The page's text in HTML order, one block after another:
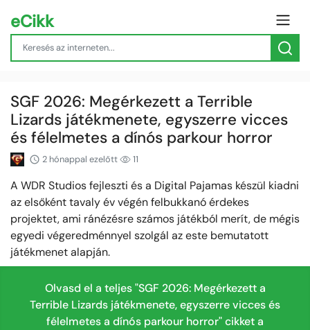
eCikk
SGF 2026: Megérkezett a Terrible
Lizards játékmenete, egyszerre vicces
és félelmetes a dínós parkour horror
2 hónappal ezelőtt 11
A WDR Studios fejleszti és a Digital Pajamas készül kiadni
az elsőként tavaly év végén felbukkanó érdekes
projektet, ami ránézésre számos játékból merít, de mégis
egyedi végeredménnyel szolgál az este bemutatott
játékmenet alapján.
Olvasd el a teljes "SGF 2026: Megérkezett a
Terrible Lizards játékmenete, egyszerre vicces és
félelmetes a dínós parkour horror" cikket a